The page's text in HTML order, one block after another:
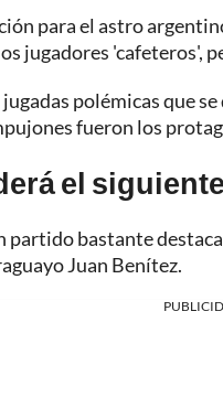
para el astro
jugadores 'cafeteros',
polémicas que
fueron los
el
partido bastante
Juan Benítez.